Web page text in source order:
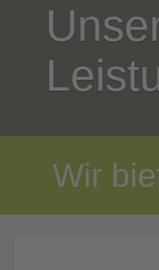
Wir